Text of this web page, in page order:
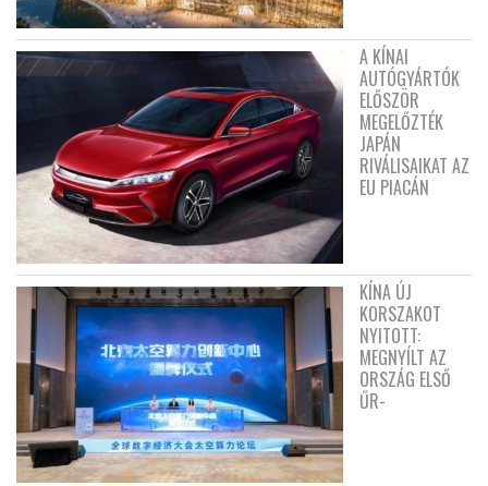
A KÍNAI
AUTÓGYÁRTÓK
ELŐSZÖR
MEGELŐZTÉK
JAPÁN
RIVÁLISAIKAT AZ
EU PIACÁN
KÍNA ÚJ
KORSZAKOT
NYITOTT:
MEGNYÍLT AZ
ORSZÁG ELSŐ
ŰR-